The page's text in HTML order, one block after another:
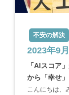
不安の解決
2023年9
「AIスコア
から「幸せ
こんにちは、